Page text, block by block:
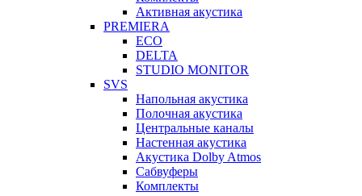
Активная акустика
PREMIERA
ECO
DELTA
STUDIO MONITOR
SVS
Напольная акустика
Полочная акустика
Центральные каналы
Настенная акустика
Акустика Dolby Atmos
Сабвуферы
Комплекты